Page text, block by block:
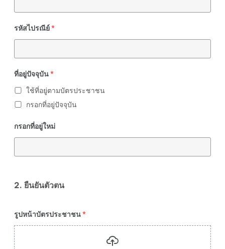
รหัสไปรณีย์*
ที่อยู่ปัจจุบัน*
ใช้ที่อยู่ตามบัตรประชาชน
กรอกที่อยู่ปัจจุบัน
กรอกที่อยู่ใหม่
2. ยืนยันตัวตน
รูปหน้าบัตรประชาชน*